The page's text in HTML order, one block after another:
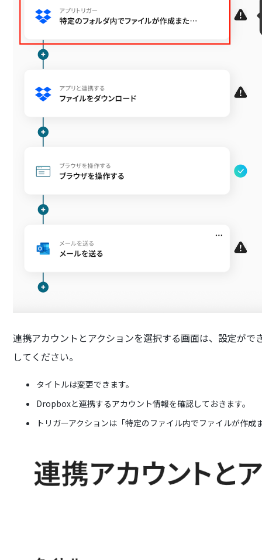
連携アカウントとアクションを選択する画面は、設定が
してください。
タイトルは変更できます。
Dropboxと連携するアカウント情報を確認しておきます。
トリガーアクションは「特定のファイル内でファイルが作